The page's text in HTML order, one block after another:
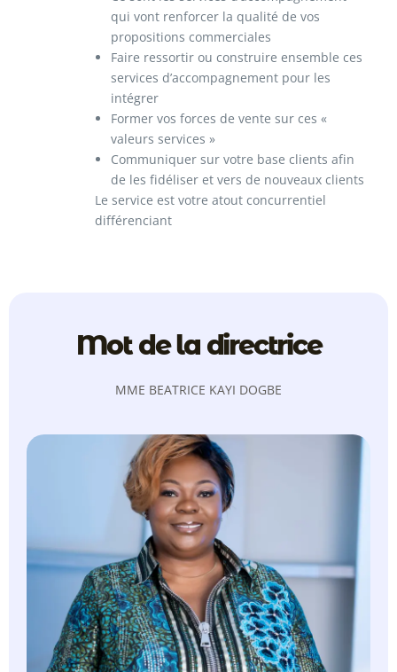
qui vont renforcer la qualité de vos
propositions commerciales
Faire ressortir ou construire ensemble ces
services d’accompagnement pour les
intégrer
Former vos forces de vente sur ces «
valeurs services »
Communiquer sur votre base clients afin
de les fidéliser et vers de nouveaux clients
Le service est votre atout concurrentiel
différenciant​
Mot de la directrice
MME BEATRICE KAYI DOGBE